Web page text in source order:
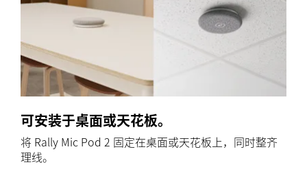
可安装于桌面或天花板。
将 Rally Mic Pod 2 固定在桌面或天花板上，同时整齐
理线。